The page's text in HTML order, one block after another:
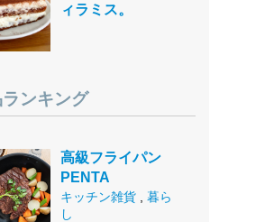
ィラミス。
ンキング
高級フライパン
PENTA
キッチン雑貨
暮ら
し